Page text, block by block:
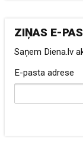
ZIŅAS E-
Saņem Diena.lv
E-pasta adrese